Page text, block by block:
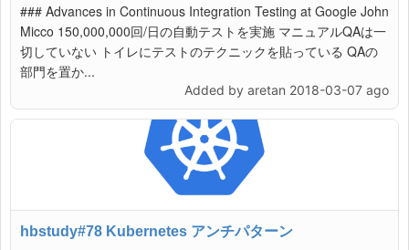
### Advances in Continuous Integration Testing at Google John
Micco 150,000,000回/日の自動テストを実施 マニュアルQAは一
切していない トイレにテストのテクニックを貼っている QAの
部門を置か...
Added by aretan 2018-03-07 ago
hbstudy#78 Kubernetes アンチパターン